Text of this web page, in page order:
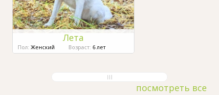
Лета
Пол: Женский Возраст: 6 лет
посмотреть все